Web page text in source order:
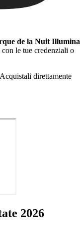
de la Nuit Illumina
le tue credenziali o
direttamente
2026